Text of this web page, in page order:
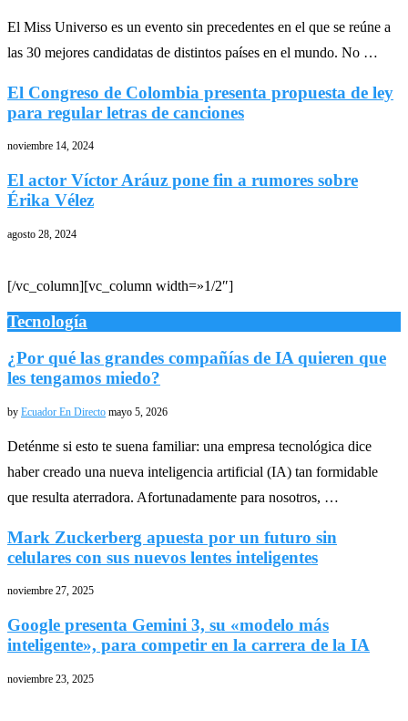
El Miss Universo es un evento sin precedentes en el que se reúne a
las 30 mejores candidatas de distintos países en el mundo. No …
El Congreso de Colombia presenta propuesta de ley
para regular letras de canciones
noviembre 14, 2024
El actor Víctor Aráuz pone fin a rumores sobre
Érika Vélez
agosto 28, 2024
[/vc_column][vc_column width=»1/2″]
Tecnología
¿Por qué las grandes compañías de IA quieren que
les tengamos miedo?
by Ecuador En Directo mayo 5, 2026
Deténme si esto te suena familiar: una empresa tecnológica dice
haber creado una nueva inteligencia artificial (IA) tan formidable
que resulta aterradora. Afortunadamente para nosotros, …
Mark Zuckerberg apuesta por un futuro sin
celulares con sus nuevos lentes inteligentes
noviembre 27, 2025
Google presenta Gemini 3, su «modelo más
inteligente», para competir en la carrera de la IA
noviembre 23, 2025